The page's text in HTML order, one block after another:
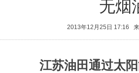
无烟
2013年12月25日 17:16
江苏油田通过太阳